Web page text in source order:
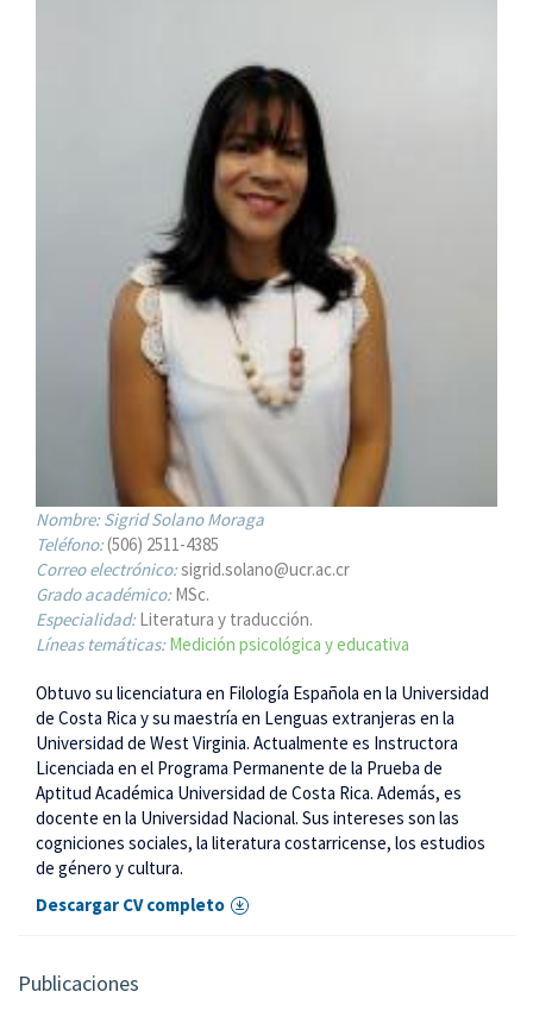
Nombre:Sigrid Solano Moraga
Teléfono:(506) 2511-4385
Correo electrónico:sigrid.solano@ucr.ac.cr
Grado académico:MSc.
Especialidad:Literatura y traducción.
Líneas temáticas:Medición psicológica y educativa
Obtuvo su licenciatura en Filología Española en la Universidad
de Costa Rica y su maestría en Lenguas extranjeras en la
Universidad de West Virginia. Actualmente es Instructora
Licenciada en el Programa Permanente de la Prueba de
Aptitud Académica Universidad de Costa Rica. Además, es
docente en la Universidad Nacional. Sus intereses son las
cogniciones sociales, la literatura costarricense, los estudios
de género y cultura.
Descargar CV completo
Publicaciones